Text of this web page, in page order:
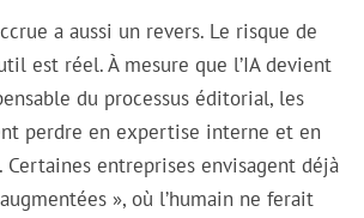
a aussi un revers. Le risque de
est réel. À mesure que l’IA devient
du processus éditorial, les
perdre en expertise interne et en
entreprises envisagent déjà
», où l’humain ne ferait